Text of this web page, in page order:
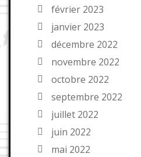
février 2023
janvier 2023
décembre 2022
novembre 2022
octobre 2022
septembre 2022
juillet 2022
juin 2022
mai 2022